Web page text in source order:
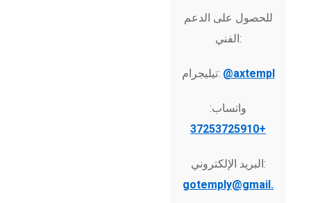
للحصول على الدعم
الفني:
تيليجرام: @axtempl
واتساب:
+37253725910
البريد الإلكتروني:
gotemply@gmail.